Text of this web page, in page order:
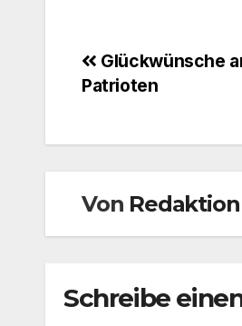
Glückwünsche
Patrioten
Von
Schreibe